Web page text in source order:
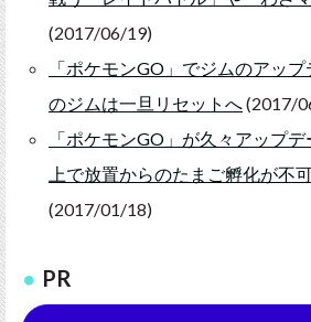
(2017/06/19)
「ポケモンGO」でジムのアッ
のジムは一旦リセットへ(2017/
「ポケモンGO」が久々アップ
上で放置からのたまご孵化が不
(2017/01/18)
PR